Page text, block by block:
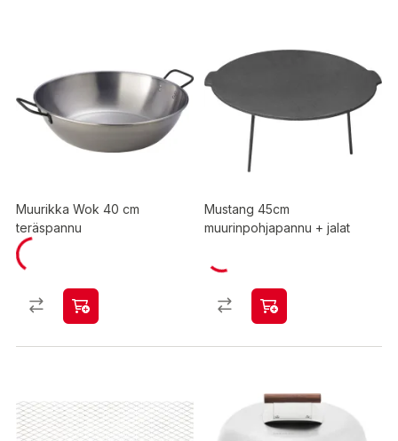
Muurikka Wok 40 cm
teräspannu
Mustang 45cm
muurinpohjapannu + jalat